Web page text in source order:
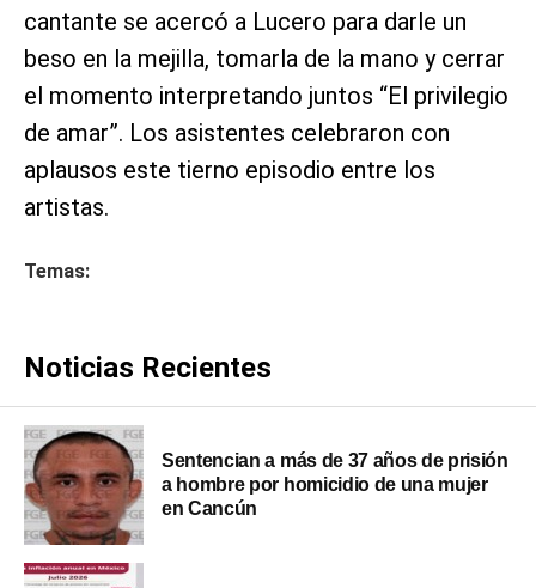
cantante se acercó a Lucero para darle un
beso en la mejilla, tomarla de la mano y cerrar
el momento interpretando juntos “El privilegio
de amar”. Los asistentes celebraron con
aplausos este tierno episodio entre los
artistas.
Temas:
Noticias Recientes
Sentencian a más de 37 años de prisión
a hombre por homicidio de una mujer
en Cancún